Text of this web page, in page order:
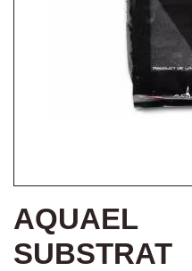
AQUAEL
SUBSTRAT